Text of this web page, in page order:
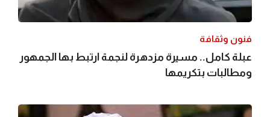
فنون وثقافة
عبلة كامل.. مسيرة مزدهرة لنجمة ارتبط بها الجمهور
ومطالبات بتكريمها